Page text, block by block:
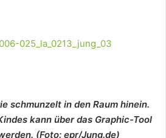
schmunzelt in den Raum hinein.
kann über das Graphic-Tool
(Foto: epr/Jung.de)